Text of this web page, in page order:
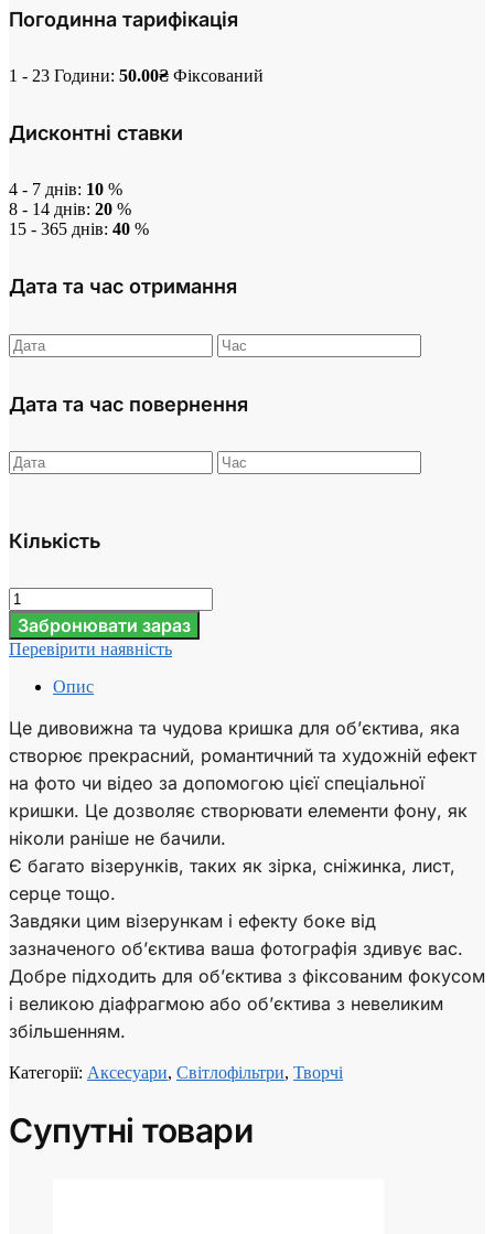
Погодинна тарифікація
1 - 23 Години: 50.00₴ Фіксований
Дисконтні ставки
4 - 7 днів: 10 %
8 - 14 днів: 20 %
15 - 365 днів: 40 %
Дата та час отримання
Дата та час повернення
Кількість
Забронювати зараз
Перевірити наявність
Опис
Це дивовижна та чудова кришка для об’єктива, яка
створює прекрасний, романтичний та художній ефект
на фото чи відео за допомогою цієї спеціальної
кришки. Це дозволяє створювати елементи фону, як
ніколи раніше не бачили.
Є багато візерунків, таких як зірка, сніжинка, лист,
серце тощо.
Завдяки цим візерункам і ефекту боке від
зазначеного об’єктива ваша фотографія здивує вас.
Добре підходить для об’єктива з фіксованим фокусом
і великою діафрагмою або об’єктива з невеликим
збільшенням.
Категорії: Аксесуари, Світлофільтри, Творчі
Супутні товари